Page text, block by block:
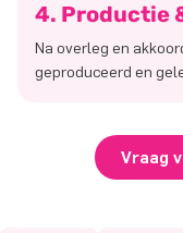
4. Productie
Na overleg en
geproduceerd en
Vraag